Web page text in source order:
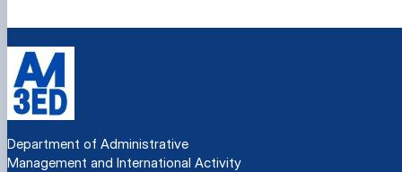
Department of Administrative
Management and International Activity